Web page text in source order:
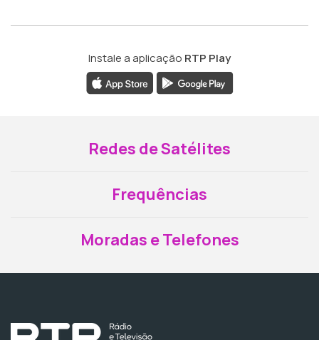
Instale a aplicação RTP Play
Redes de Satélites
Frequências
Moradas e Telefones